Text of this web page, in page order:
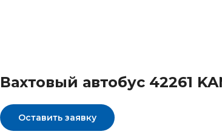
Вахтовый автобус 42261
Оставить заявку